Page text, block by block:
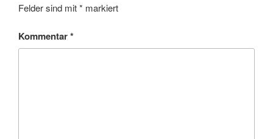
Felder sind mit* markiert
Kommentar*